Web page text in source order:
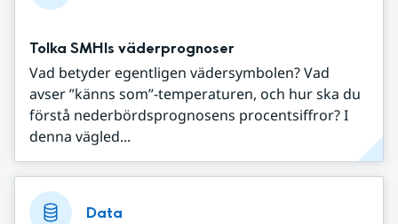
Tolka SMHIs väderprognoser
Vad betyder egentligen vädersymbolen? Vad
avser ”känns som”-temperaturen, och hur ska du
förstå nederbördsprognosens procentsiffror? I
denna vägled...
Data